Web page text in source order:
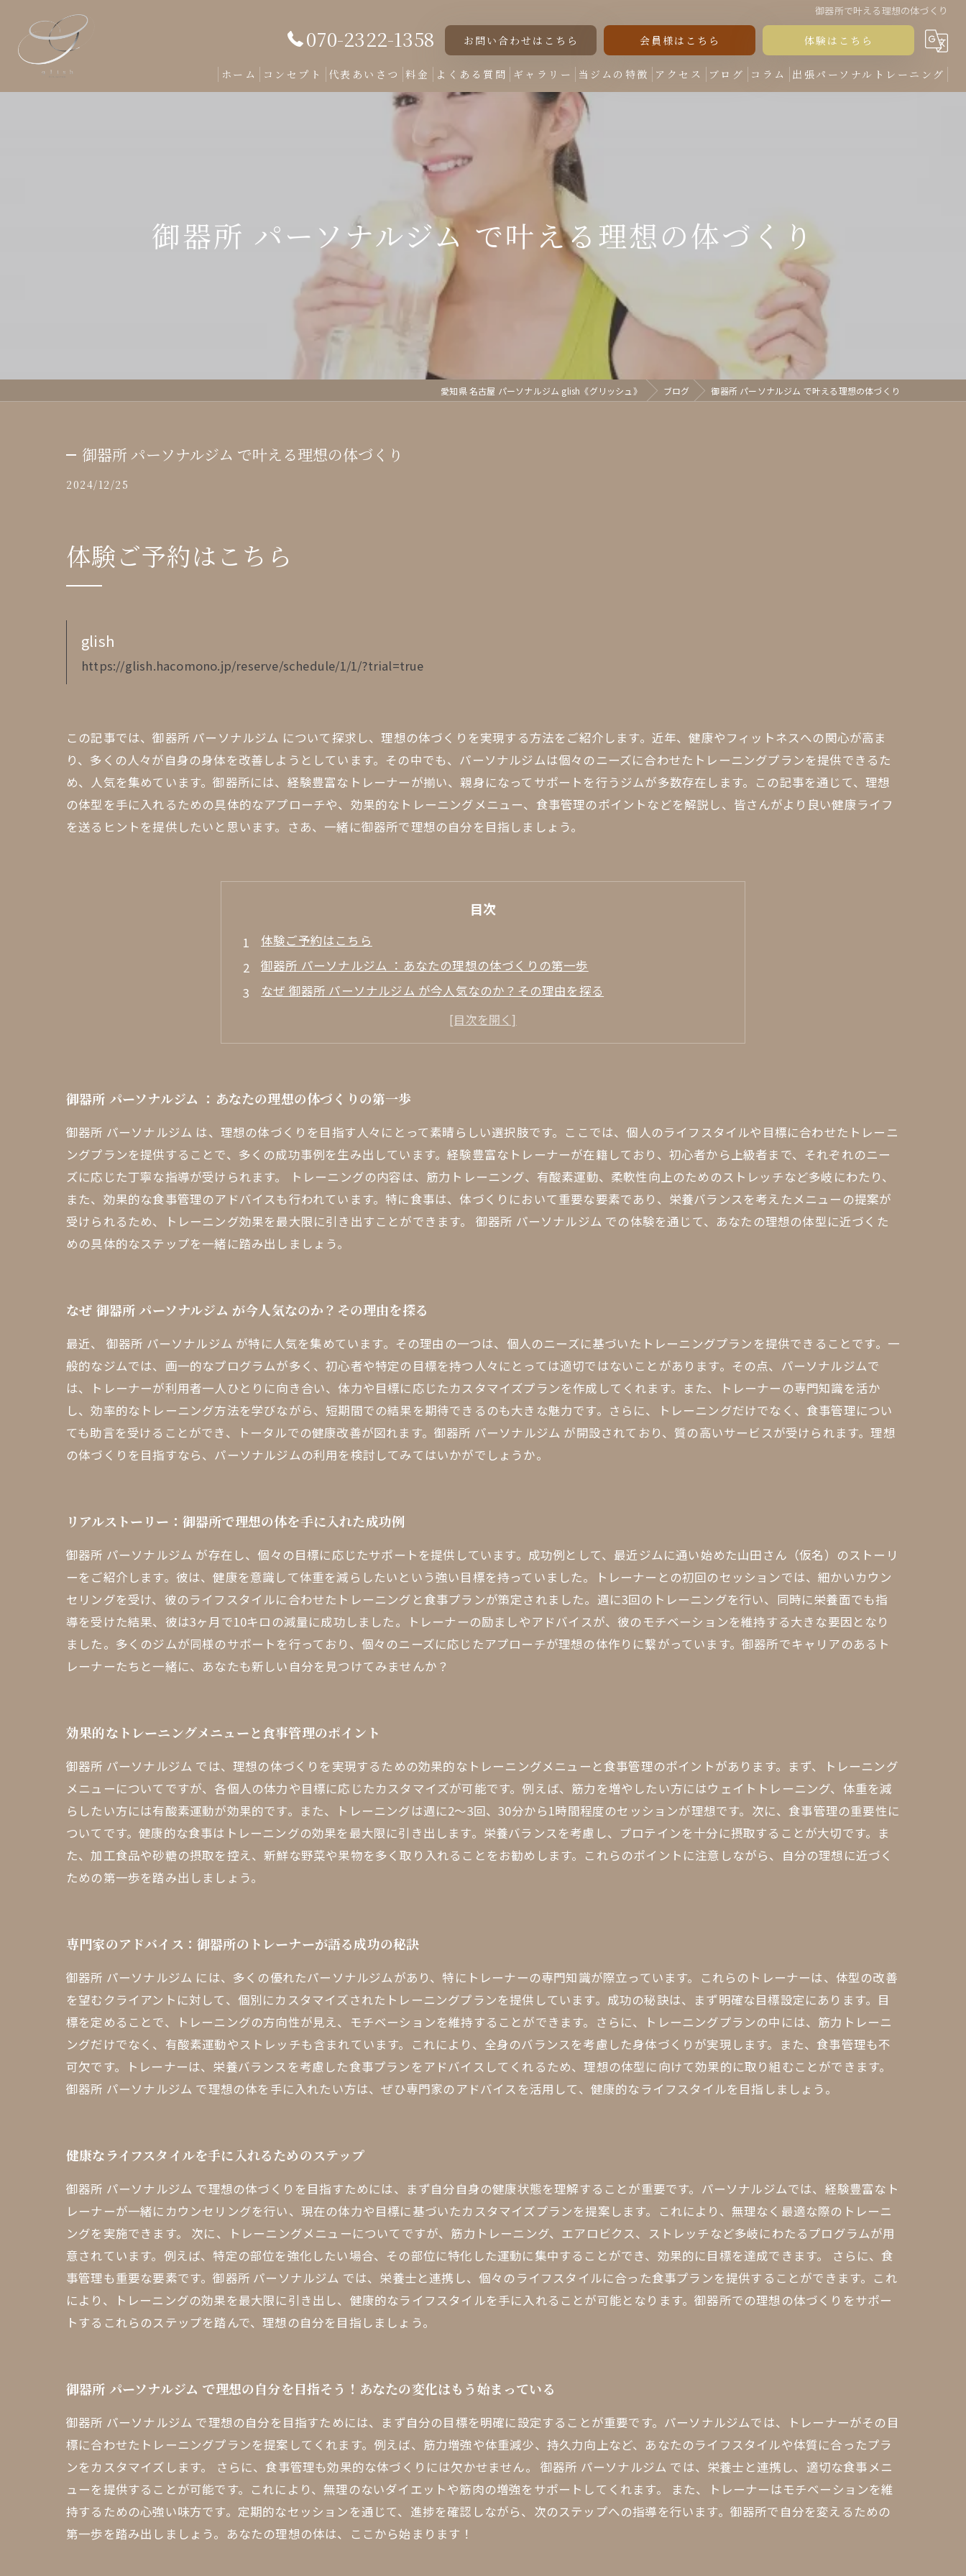
御器所で叶える理想の体づくり
070-2322-1358 お問い合わせはこちら 会員様はこちら 体験はこちら
ホーム コンセプト 代表あいさつ 料金 よくある質問 ギャラリー 当ジムの特徴
くびれ
アクセス ブログ コラム 出張パーソナルトレーニング
御器所 パーソナルジム で叶える理想の体づくり
愛知県 名古屋 パーソナルジム glish《グリッシュ》 ブログ 御器所 パーソナルジム で叶える理想の体づくり
御器所 パーソナルジム で叶える理想の体づくり
2024/12/25
体験ご予約はこちら
glish
https://glish.hacomono.jp/reserve/schedule/1/1/?trial=true
この記事では、御器所 パーソナルジム について探求し、理想の体づくりを実現する方法をご紹介します。近年、健康やフィットネスへの関心が高ま
り、多くの人々が自身の身体を改善しようとしています。その中でも、パーソナルジムは個々のニーズに合わせたトレーニングプランを提供できるた
め、人気を集めています。御器所には、経験豊富なトレーナーが揃い、親身になってサポートを行うジムが多数存在します。この記事を通じて、理想
の体型を手に入れるための具体的なアプローチや、効果的なトレーニングメニュー、食事管理のポイントなどを解説し、皆さんがより良い健康ライフ
を送るヒントを提供したいと思います。さあ、一緒に御器所で理想の自分を目指しましょう。
目次
体験ご予約はこちら
御器所 パーソナルジム ：あなたの理想の体づくりの第一歩
なぜ 御器所 パーソナルジム が今人気なのか？その理由を探る
リアルストーリー：御器所で理想の体を手に入れた成功例
効果的なトレーニングメニューと食事管理のポイント
健康なライフスタイルを手に入れるためのステップ
御器所 パーソナルジム ：あなたの理想の体づくりの第一歩
御器所 パーソナルジム は、理想の体づくりを目指す人々にとって素晴らしい選択肢です。ここでは、個人のライフスタイルや目標に合わせたトレーニ
ングプランを提供することで、多くの成功事例を生み出しています。経験豊富なトレーナーが在籍しており、初心者から上級者まで、それぞれのニー
ズに応じた丁寧な指導が受けられます。 トレーニングの内容は、筋力トレーニング、有酸素運動、柔軟性向上のためのストレッチなど多岐にわたり、
また、効果的な食事管理のアドバイスも行われています。特に食事は、体づくりにおいて重要な要素であり、栄養バランスを考えたメニューの提案が
受けられるため、トレーニング効果を最大限に引き出すことができます。 御器所 パーソナルジム での体験を通じて、あなたの理想の体型に近づくた
めの具体的なステップを一緒に踏み出しましょう。
なぜ 御器所 パーソナルジム が今人気なのか？その理由を探る
最近、 御器所 パーソナルジム が特に人気を集めています。その理由の一つは、個人のニーズに基づいたトレーニングプランを提供できることです。一
般的なジムでは、画一的なプログラムが多く、初心者や特定の目標を持つ人々にとっては適切ではないことがあります。その点、パーソナルジムで
は、トレーナーが利用者一人ひとりに向き合い、体力や目標に応じたカスタマイズプランを作成してくれます。また、トレーナーの専門知識を活か
し、効率的なトレーニング方法を学びながら、短期間での結果を期待できるのも大きな魅力です。さらに、トレーニングだけでなく、食事管理につい
ても助言を受けることができ、トータルでの健康改善が図れます。御器所 パーソナルジム が開設されており、質の高いサービスが受けられます。理想
の体づくりを目指すなら、パーソナルジムの利用を検討してみてはいかがでしょうか。
リアルストーリー：御器所で理想の体を手に入れた成功例
御器所 パーソナルジム が存在し、個々の目標に応じたサポートを提供しています。成功例として、最近ジムに通い始めた山田さん（仮名）のストーリ
ーをご紹介します。彼は、健康を意識して体重を減らしたいという強い目標を持っていました。トレーナーとの初回のセッションでは、細かいカウン
セリングを受け、彼のライフスタイルに合わせたトレーニングと食事プランが策定されました。週に3回のトレーニングを行い、同時に栄養面でも指
導を受けた結果、彼は3ヶ月で10キロの減量に成功しました。トレーナーの励ましやアドバイスが、彼のモチベーションを維持する大きな要因となり
ました。多くのジムが同様のサポートを行っており、個々のニーズに応じたアプローチが理想の体作りに繋がっています。御器所でキャリアのあるト
レーナーたちと一緒に、あなたも新しい自分を見つけてみませんか？
効果的なトレーニングメニューと食事管理のポイント
御器所 パーソナルジム では、理想の体づくりを実現するための効果的なトレーニングメニューと食事管理のポイントがあります。まず、トレーニング
メニューについてですが、各個人の体力や目標に応じたカスタマイズが可能です。例えば、筋力を増やしたい方にはウェイトトレーニング、体重を減
らしたい方には有酸素運動が効果的です。また、トレーニングは週に2〜3回、30分から1時間程度のセッションが理想です。次に、食事管理の重要性に
ついてです。健康的な食事はトレーニングの効果を最大限に引き出します。栄養バランスを考慮し、プロテインを十分に摂取することが大切です。ま
た、加工食品や砂糖の摂取を控え、新鮮な野菜や果物を多く取り入れることをお勧めします。これらのポイントに注意しながら、自分の理想に近づく
ための第一歩を踏み出しましょう。
専門家のアドバイス：御器所のトレーナーが語る成功の秘訣
御器所 パーソナルジム には、多くの優れたパーソナルジムがあり、特にトレーナーの専門知識が際立っています。これらのトレーナーは、体型の改善
を望むクライアントに対して、個別にカスタマイズされたトレーニングプランを提供しています。成功の秘訣は、まず明確な目標設定にあります。目
標を定めることで、トレーニングの方向性が見え、モチベーションを維持することができます。さらに、トレーニングプランの中には、筋力トレーニ
ングだけでなく、有酸素運動やストレッチも含まれています。これにより、全身のバランスを考慮した身体づくりが実現します。また、食事管理も不
可欠です。トレーナーは、栄養バランスを考慮した食事プランをアドバイスしてくれるため、理想の体型に向けて効果的に取り組むことができます。
御器所 パーソナルジム で理想の体を手に入れたい方は、ぜひ専門家のアドバイスを活用して、健康的なライフスタイルを目指しましょう。
健康なライフスタイルを手に入れるためのステップ
御器所 パーソナルジム で理想の体づくりを目指すためには、まず自分自身の健康状態を理解することが重要です。パーソナルジムでは、経験豊富なト
レーナーが一緒にカウンセリングを行い、現在の体力や目標に基づいたカスタマイズプランを提案します。これにより、無理なく最適な際のトレーニ
ングを実施できます。 次に、トレーニングメニューについてですが、筋力トレーニング、エアロビクス、ストレッチなど多岐にわたるプログラムが用
意されています。例えば、特定の部位を強化したい場合、その部位に特化した運動に集中することができ、効果的に目標を達成できます。 さらに、食
事管理も重要な要素です。御器所 パーソナルジム では、栄養士と連携し、個々のライフスタイルに合った食事プランを提供することができます。これ
により、トレーニングの効果を最大限に引き出し、健康的なライフスタイルを手に入れることが可能となります。御器所での理想の体づくりをサポー
トするこれらのステップを踏んで、理想の自分を目指しましょう。
御器所 パーソナルジム で理想の自分を目指そう！あなたの変化はもう始まっている
御器所 パーソナルジム で理想の自分を目指すためには、まず自分の目標を明確に設定することが重要です。パーソナルジムでは、トレーナーがその目
標に合わせたトレーニングプランを提案してくれます。例えば、筋力増強や体重減少、持久力向上など、あなたのライフスタイルや体質に合ったプラ
ンをカスタマイズします。 さらに、食事管理も効果的な体づくりには欠かせません。 御器所 パーソナルジム では、栄養士と連携し、適切な食事メニ
ューを提供することが可能です。これにより、無理のないダイエットや筋肉の増強をサポートしてくれます。 また、トレーナーはモチベーションを維
持するための心強い味方です。定期的なセッションを通じて、進捗を確認しながら、次のステップへの指導を行います。御器所で自分を変えるための
第一歩を踏み出しましょう。あなたの理想の体は、ここから始まります！